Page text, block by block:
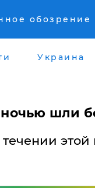
обозрение
Украина
шли